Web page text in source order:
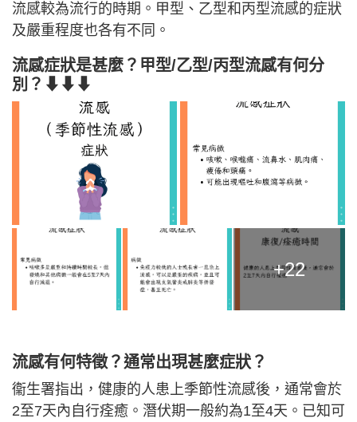
流感較為流行的時期。甲型、乙型和丙型流感的症狀
及嚴重程度也各有不同。
流感症狀是甚麼？甲型/乙型/丙型流感有何分
別？⬇⬇⬇
+22
流感有何特徵？通常出現甚麼症狀？
衞生署指出，健康的人患上季節性流感後，通常會於
2至7天內自行痊癒。潛伏期一般約為1至4天。已知可